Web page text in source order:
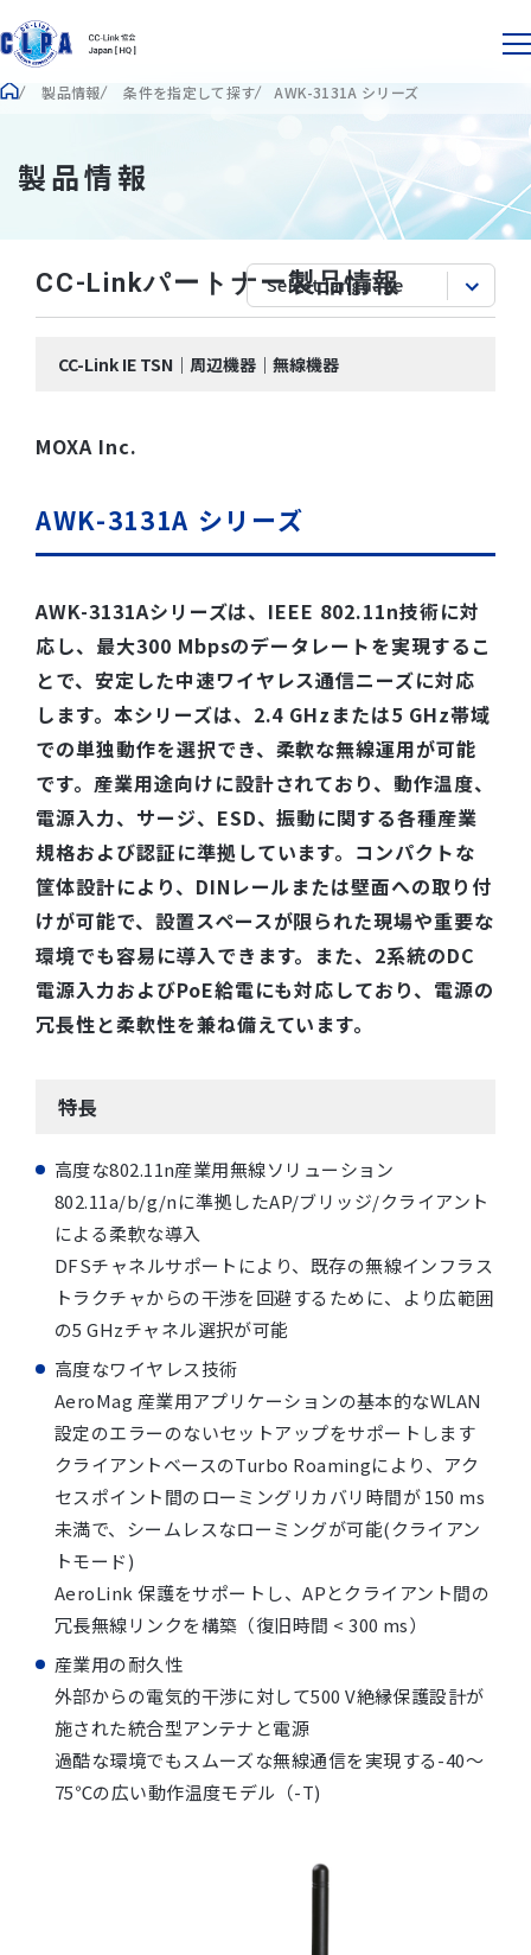
製品情報 条件を指定して探す AWK-3131A シリーズ
製品情報
CC-Linkパートナー製品情報
CC-Link IE TSN｜周辺機器｜無線機器
MOXA Inc.
AWK-3131A シリーズ
AWK-3131Aシリーズは、IEEE 802.11n技術に対
応し、最大300 Mbpsのデータレートを実現するこ
とで、安定した中速ワイヤレス通信ニーズに対応
します。本シリーズは、2.4 GHzまたは5 GHz帯域
での単独動作を選択でき、柔軟な無線運用が可能
です。産業用途向けに設計されており、動作温度、
電源入力、サージ、ESD、振動に関する各種産業
規格および認証に準拠しています。コンパクトな
筐体設計により、DINレールまたは壁面への取り付
けが可能で、設置スペースが限られた現場や重要な
環境でも容易に導入できます。また、2系統のDC
電源入力およびPoE給電にも対応しており、電源の
冗長性と柔軟性を兼ね備えています。
特長
高度な802.11n産業用無線ソリューション
802.11a/b/g/nに準拠したAP/ブリッジ/クライアント
による柔軟な導入
DFSチャネルサポートにより、既存の無線インフラス
トラクチャからの干渉を回避するために、より広範囲
の5 GHzチャネル選択が可能
高度なワイヤレス技術
AeroMag 産業用アプリケーションの基本的なWLAN
設定のエラーのないセットアップをサポートします
クライアントベースのTurbo Roamingにより、アク
セスポイント間のローミングリカバリ時間が 150 ms
未満で、シームレスなローミングが可能(クライアン
トモード)
AeroLink 保護をサポートし、APとクライアント間の
冗長無線リンクを構築（復旧時間 < 300 ms）
産業用の耐久性
外部からの電気的干渉に対して500 V絶縁保護設計が
施された統合型アンテナと電源
過酷な環境でもスムーズな無線通信を実現する-40～
75℃の広い動作温度モデル（-T)